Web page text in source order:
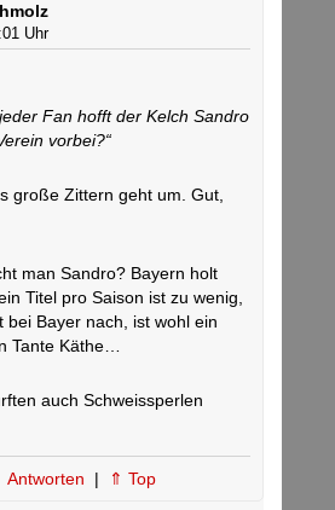
Uhr
jeder Fan hofft der Kelch Sandro
vorbei?“
große Zittern geht um. Gut,
man Sandro? Bayern holt
Titel pro Saison ist zu wenig,
bei Bayer nach, ist wohl ein
Tante Käthe…
auch Schweissperlen
Antworten | ⇑ Top